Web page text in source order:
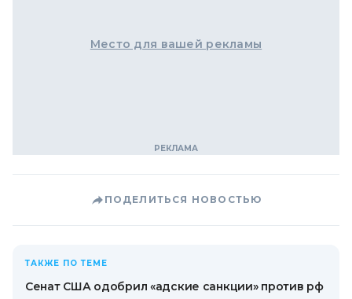
Место для вашей рекламы
ПОДЕЛИТЬСЯ НОВОСТЬЮ
ТАКЖЕ ПО ТЕМЕ
Сенат США одобрил «адские санкции» против рф